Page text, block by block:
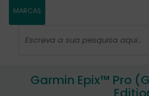
MARCAS
Garmin Epix™ Pro